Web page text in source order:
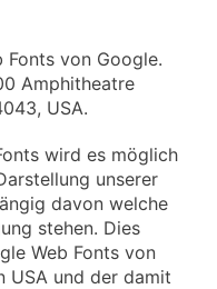
Fonts von Google.
Amphitheatre
USA.
wird es möglich
unserer
davon welche
stehen. Dies
Web Fonts von
USA und der damit